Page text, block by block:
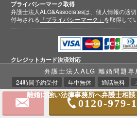
離婚に強い法律事務所へ弁護士相
プライバシーマーク取得
弁護士法人ALG&Associatesは、個人情報の適
付与される 「プライバシーマーク」 を取得して
クレジットカード決済対応
弁護士法人ALG 離婚問題専
24時間予約受付 年中無休 通話無料
0120-979-